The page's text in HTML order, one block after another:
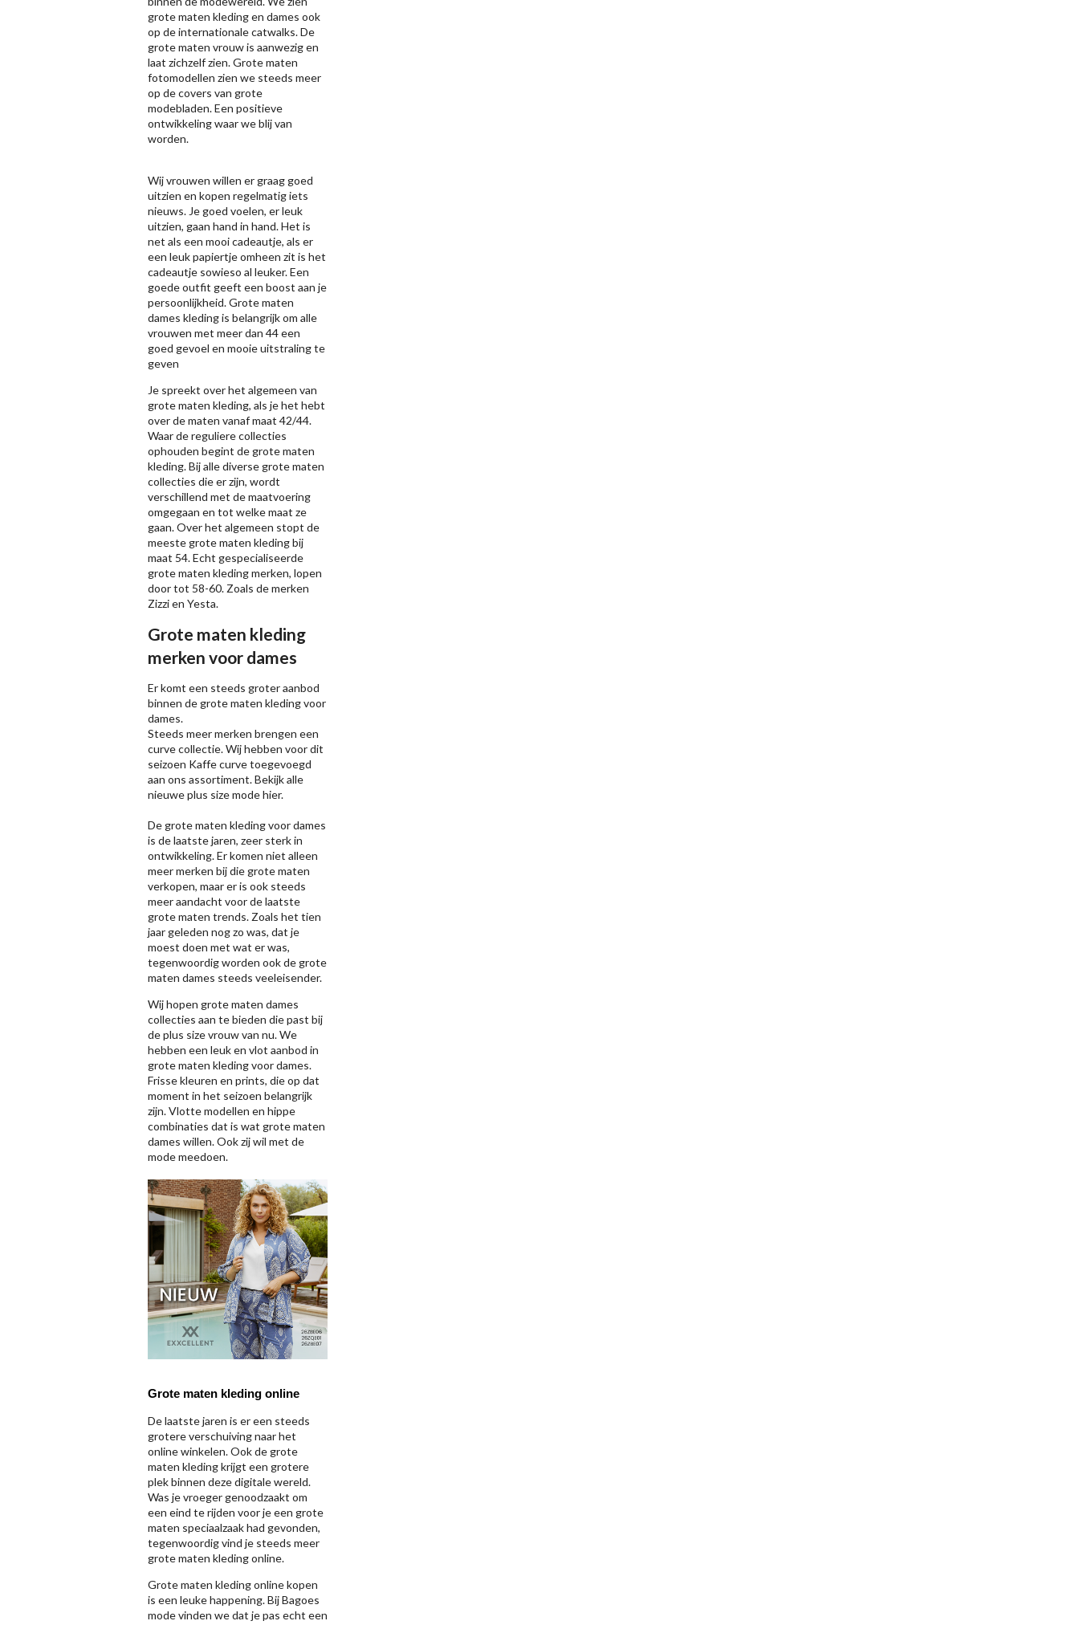
grote maten kleding en dames ook
op de internationale catwalks. De
grote maten vrouw is aanwezig en
laat zichzelf zien. Grote maten
fotomodellen zien we steeds meer
op de covers van grote
modebladen. Een positieve
ontwikkeling waar we blij van
worden.
Wij vrouwen willen er graag goed
uitzien en kopen regelmatig iets
nieuws. Je goed voelen, er leuk
uitzien, gaan hand in hand. Het is
net als een mooi cadeautje, als er
een leuk papiertje omheen zit is het
cadeautje sowieso al leuker. Een
goede outfit geeft een boost aan je
persoonlijkheid. Grote maten
dames kleding is belangrijk om alle
vrouwen met meer dan 44 een
goed gevoel en mooie uitstraling te
geven
Je spreekt over het algemeen van
grote maten kleding, als je het hebt
over de maten vanaf maat 42/44.
Waar de reguliere collecties
ophouden begint de grote maten
kleding. Bij alle diverse grote maten
collecties die er zijn, wordt
verschillend met de maatvoering
omgegaan en tot welke maat ze
gaan. Over het algemeen stopt de
meeste grote maten kleding bij
maat 54. Echt gespecialiseerde
grote maten kleding merken, lopen
door tot 58-60. Zoals de merken
Zizzien Yesta.
Grote maten kleding
merken voor dames
Er komt een steeds groter aanbod
binnen de grote maten kleding voor
dames.
Steeds meer merken brengen een
curve collectie. Wij hebben voor dit
seizoen Kaffecurve toegevoegd
aan ons assortiment. Bekijk alle
nieuweplus size modehier.
De grote maten kleding voor dames
is de laatste jaren, zeer sterk in
ontwikkeling. Er komen niet alleen
meer merken bij die grote maten
verkopen, maar er is ook steeds
meer aandacht voor de laatste
grote maten trends. Zoals het tien
jaar geleden nog zo was, dat je
moest doen met wat er was,
tegenwoordig worden ook de grote
maten dames steeds veeleisender.
Wij hopen grote maten dames
collecties aan te bieden die past bij
de plus size vrouw van nu. We
hebben een leuk en vlot aanbod in
grote maten kleding voor dames.
Frisse kleuren en prints, die op dat
moment in het seizoen belangrijk
zijn. Vlotte modellen en hippe
combinaties dat is wat grote maten
dames willen. Ook zij wil met de
mode meedoen.
Grote maten kleding online
De laatste jaren is er een steeds
grotere verschuiving naar het
online winkelen. Ook de grote
maten kleding krijgt een grotere
plek binnen deze digitale wereld.
Was je vroeger genoodzaakt om
een eind te rijden voor je een grote
maten speciaalzaak had gevonden,
tegenwoordig vind je steeds meer
grote maten kleding online.
Grote maten kleding online kopen
is een leuke happening. Bij Bagoes
mode vinden we dat je pas echt een